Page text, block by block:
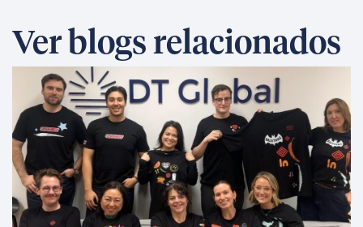
Ver blogs relacionados